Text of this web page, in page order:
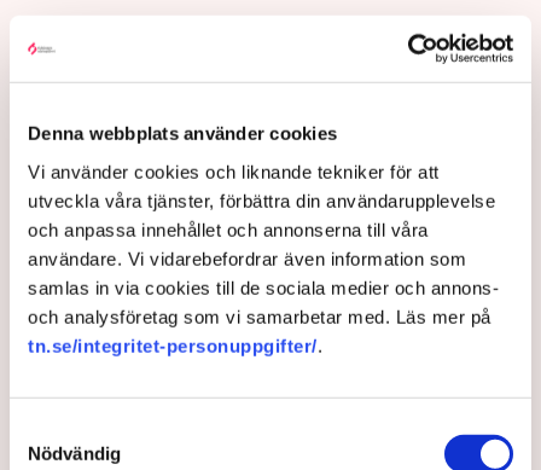
Denna webbplats använder cookies
Vi använder cookies och liknande tekniker för att
utveckla våra tjänster, förbättra din användarupplevelse
och anpassa innehållet och annonserna till våra
användare. Vi vidarebefordrar även information som
samlas in via cookies till de sociala medier och annons-
och analysföretag som vi samarbetar med. Läs mer på
tn.se/integritet-personuppgifter/.
Nödvändig
Flera reaktioner
som mycket inom energidebatten varit delade. Många
hyllar hennes omfattande erfarenhet av
elsystemsfrågor medan andra haft synpunkter på att
hon närmast kommer från Regeringskansliet.
– Jag har ju aldrig utöver min tid på regeringskansliet
engagerat mig politiskt. Min roll där både som
rådgivare men också som chef och statssekreterare
har jag fått på grund av den bakgrund och den kunskap
– Däremot uppmanar jag alla som får chansen att